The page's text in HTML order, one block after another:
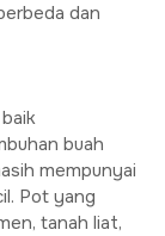
dan
buah
mempunyai
Pot yang
tanah liat,